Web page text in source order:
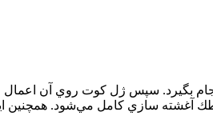
بگيرد. سپس ژل كوت روي آن
آغشته سازي كامل مي‌شود. همچنين